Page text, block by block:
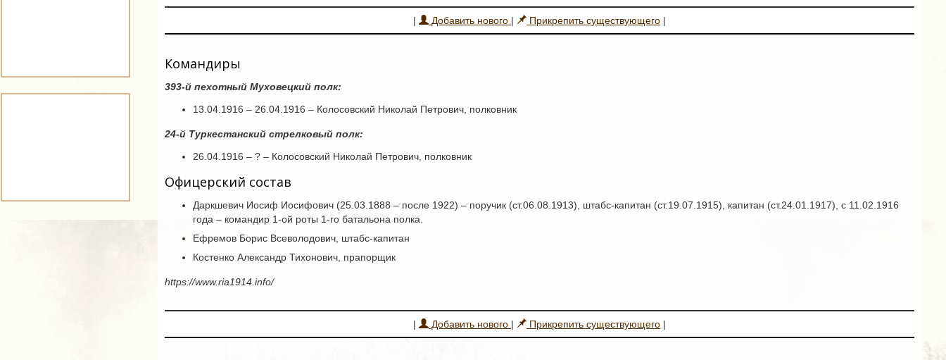
| Добавить нового | Прикрепить существующего |
Командиры
393-й пехотный Муховецкий полк:
13.04.1916 – 26.04.1916 – Колосовский Николай Петрович, полковник
24-й Туркестанский стрелковый полк:
26.04.1916 – ? – Колосовский Николай Петрович, полковник
Офицерский состав
Даркшевич Иосиф Иосифович (25.03.1888 – после 1922) – поручик (ст.06.08.1913), штабс-капитан (ст.19.07.1915), капитан (ст.24.01.1917), с 11.02.1916
года – командир 1-ой роты 1-го батальона полка.
Ефремов Борис Всеволодович, штабс-капитан
Костенко Александр Тихонович, прапорщик
https://www.ria1914.info/
| Добавить нового | Прикрепить существующего |